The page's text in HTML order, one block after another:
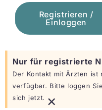
Registrieren /
Einloggen
Nur für registrierte
Der Kontakt mit Ärzten
verfügbar. Bitte loggen
sich jetzt. ×